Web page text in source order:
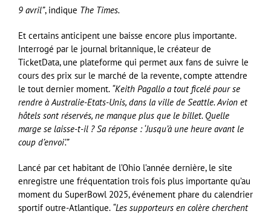
9 avril”, indique The Times.
Et certains anticipent une baisse encore plus importante.
Interrogé par le journal britannique, le créateur de
TicketData, une plateforme qui permet aux fans de suivre le
cours des prix sur le marché de la revente, compte attendre
le tout dernier moment. “Keith Pagallo a tout ficelé pour se
rendre à Australie-Etats-Unis, dans la ville de Seattle. Avion et
hôtels sont réservés, ne manque plus que le billet. Quelle
marge se laisse-t-il ? Sa réponse : ‘Jusqu’à une heure avant le
coup d’envoi’.”
Lancé par cet habitant de l’Ohio l’année dernière, le site
enregistre une fréquentation trois fois plus importante qu’au
moment du SuperBowl 2025, événement phare du calendrier
sportif outre-Atlantique. “Les supporteurs en colère cherchent